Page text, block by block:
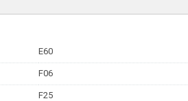
E60
F06
F25